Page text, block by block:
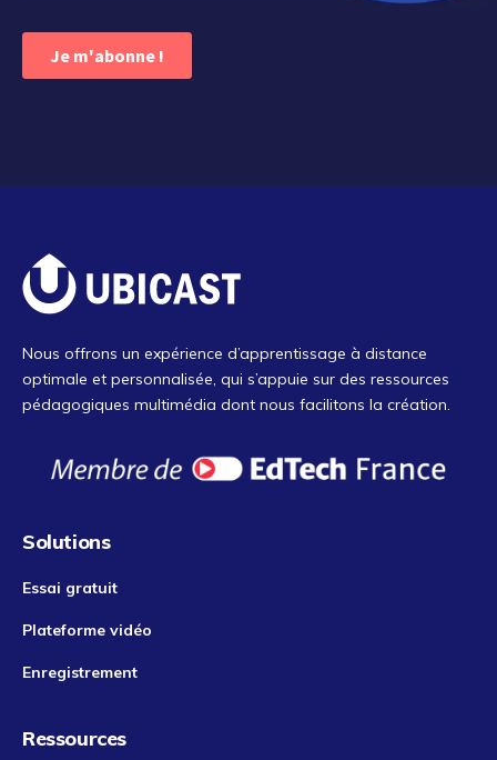
Nous offrons un expérience d’apprentissage à distance
optimale et personnalisée, qui s’appuie sur des ressources
pédagogiques multimédia dont nous facilitons la création.
Solutions
Essai gratuit
Plateforme vidéo
Enregistrement
Ressources